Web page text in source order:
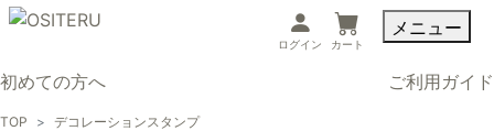
メニュー
カート
ログイン
初めての方へ ご利用ガイド
TOP
デコレーションスタンプ